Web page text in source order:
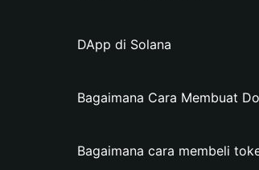
DApp di Solana
Bagaimana Cara Membuat
Bagaimana cara membeli